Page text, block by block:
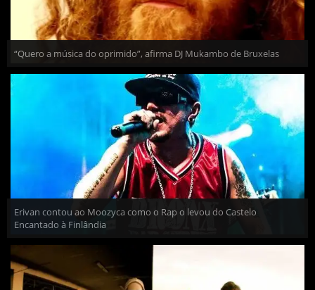
“Quero a música do oprimido”, afirma DJ Mukambo de Bruxelas
Erivan contou ao Moozyca como o Rap o levou do Castelo
Encantado à Finlândia